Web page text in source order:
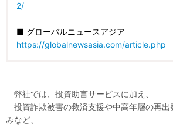
2/
■ グローバルニュースアジア
https://globalnewsasia.com/article.php
弊社では、投資助言サービスに加え、
投資詐欺被害の救済支援や中高年層の再出
みなど、